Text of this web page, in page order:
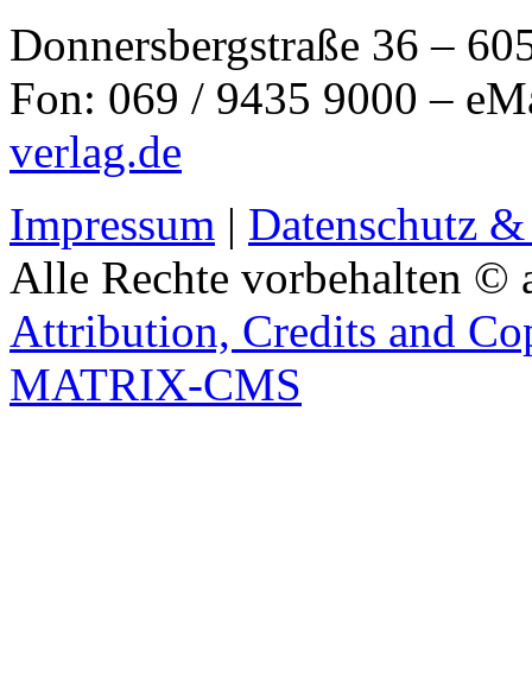
Donnersbergstraße 36 –
Fon: 069 / 9435 9000 –
verlag.de
Impressum | Datenschutz
Alle Rechte vorbehalten ©
Attribution, Credits and
MATRIX-CMS